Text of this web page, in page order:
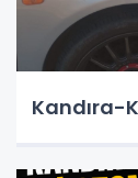
Kandıra-